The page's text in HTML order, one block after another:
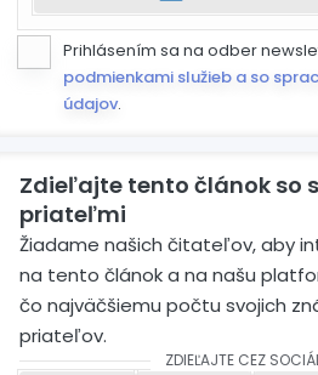
Prihlásením sa na odber
podmienkami služieb a so
údajov.
Zdieľajte tento článok so
priateľmi
Žiadame našich čitateľov, aby
na tento článok a na našu
čo najväčšiemu počtu svojich
priateľov.
ZDIEĽAJTE CEZ